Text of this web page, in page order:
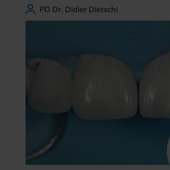
PD Dr. Didier Dietschi